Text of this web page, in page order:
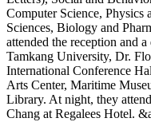
Computer Science, Physics
Sciences, Biology and
attended the reception and
Tamkang University, Dr.
International Conference
Arts Center, Maritime
Library. At night, they
Chang at Regalees Hotel.